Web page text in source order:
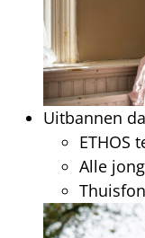
Uitbannen
ETHOS
Alle